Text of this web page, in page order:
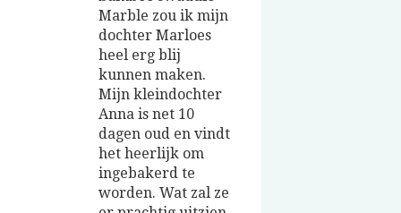
Marble zou ik mijn
dochter Marloes
heel erg blij
kunnen maken.
Mijn kleindochter
Anna is net 10
dagen oud en vindt
het heerlijk om
ingebakerd te
worden. Wat zal ze